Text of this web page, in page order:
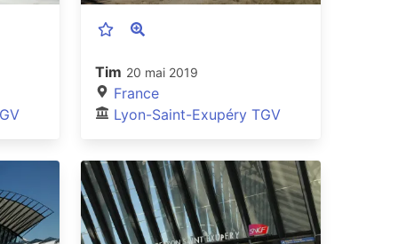
Tim 20 mai 2019
France
Lyon-Saint-Exupéry TGV